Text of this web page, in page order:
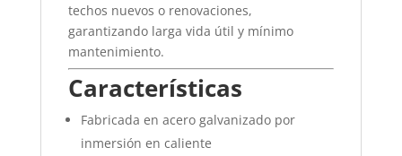
techos nuevos o renovaciones,
garantizando larga vida útil y mínimo
mantenimiento.
Características
Fabricada en acero galvanizado por
inmersión en caliente